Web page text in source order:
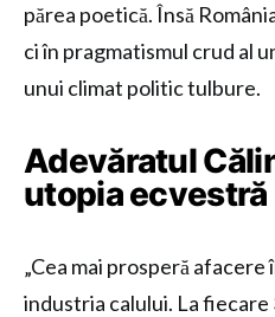
părea poetică. Însă
ci în pragmatismul crud al
unui climat politic tulbure.
Adevăratul
utopia ecvestră
„Cea mai prosperă afacere
industria calului. La